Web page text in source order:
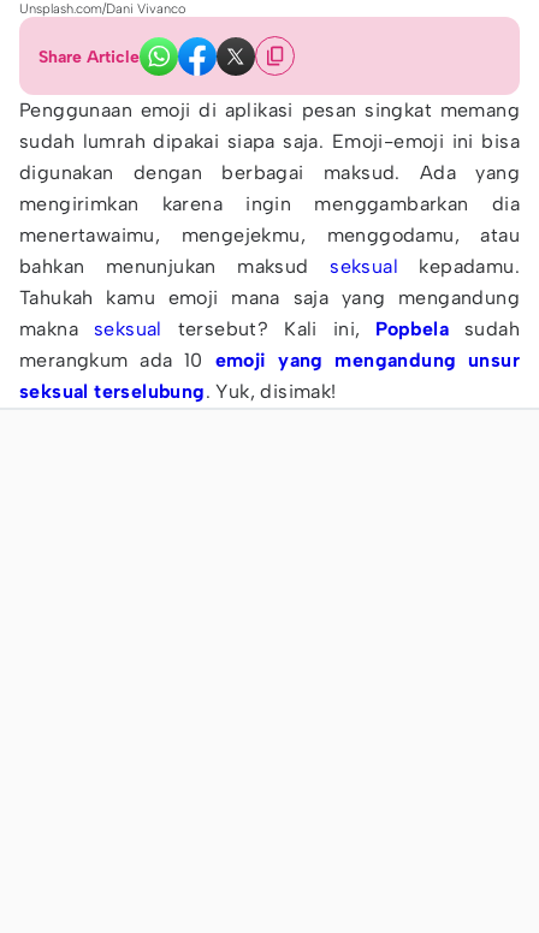
Unsplash.com/Dani Vivanco
Share Article
Penggunaan emoji di aplikasi pesan singkat memang
sudah lumrah dipakai siapa saja. Emoji-emoji ini bisa
digunakan dengan berbagai maksud. Ada yang
mengirimkan karena ingin menggambarkan dia
menertawaimu, mengejekmu, menggodamu, atau
bahkan menunjukan maksud seksual kepadamu.
Tahukah kamu emoji mana saja yang mengandung
makna seksual tersebut? Kali ini, Popbela sudah
merangkum ada 10 emoji yang mengandung unsur
seksual terselubung. Yuk, disimak!